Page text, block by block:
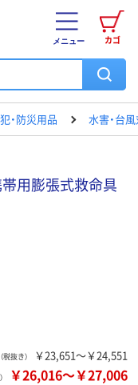
カゴ
メニュー
・防災用品 水害・台
帯用膨張式救命具
税抜き） ￥23,651～￥24,551
￥26,016～￥27,006